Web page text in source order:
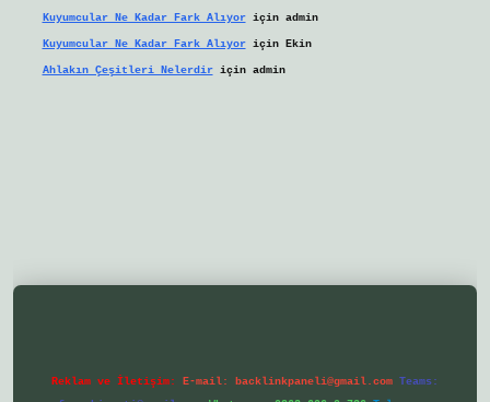
Kuyumcular Ne Kadar Fark Alıyoriçin admin
Kuyumcular Ne Kadar Fark Alıyoriçin Ekin
Ahlakın Çeşitleri Nelerdiriçin admin
Reklam ve İletişim: E-mail: backlinkpaneli@gmail.com Teams: